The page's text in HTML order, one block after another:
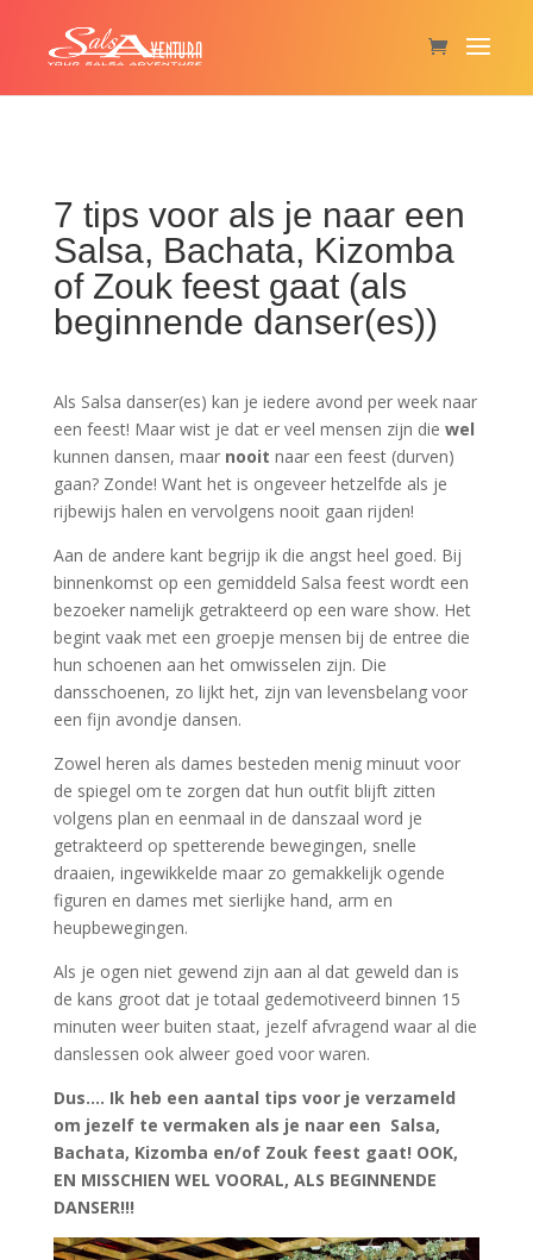
7 tips voor als je naar een
Salsa, Bachata, Kizomba
of Zouk feest gaat (als
beginnende danser(es))
Als Salsa danser(es) kan je iedere avond per week naar
een feest! Maar wist je dat er veel mensen zijn die wel
kunnen dansen, maar nooit naar een feest (durven)
gaan? Zonde! Want het is ongeveer hetzelfde als je
rijbewijs halen en vervolgens nooit gaan rijden!
Aan de andere kant begrijp ik die angst heel goed. Bij
binnenkomst op een gemiddeld Salsa feest wordt een
bezoeker namelijk getrakteerd op een ware show. Het
begint vaak met een groepje mensen bij de entree die
hun schoenen aan het omwisselen zijn. Die
dansschoenen, zo lijkt het, zijn van levensbelang voor
een fijn avondje dansen.
Zowel heren als dames besteden menig minuut voor
de spiegel om te zorgen dat hun outfit blijft zitten
volgens plan en eenmaal in de danszaal word je
getrakteerd op spetterende bewegingen, snelle
draaien, ingewikkelde maar zo gemakkelijk ogende
figuren en dames met sierlijke hand, arm en
heupbewegingen.
Als je ogen niet gewend zijn aan al dat geweld dan is
de kans groot dat je totaal gedemotiveerd binnen 15
minuten weer buiten staat, jezelf afvragend waar al die
danslessen ook alweer goed voor waren.
Dus…. Ik heb een aantal tips voor je verzameld
om jezelf te vermaken als je naar een Salsa,
Bachata, Kizomba en/of Zouk feest gaat! OOK,
EN MISSCHIEN WEL VOORAL, ALS BEGINNENDE
DANSER!!!